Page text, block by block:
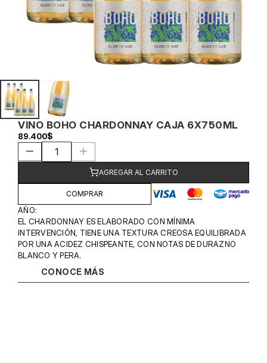
VINO BOHO CHARDONNAY CAJA 6X750ML
89.400$
AGREGAR AL CARRITO
COMPRAR
AÑO:
EL CHARDONNAY ES ELABORADO CON MÍNIMA
INTERVENCIÓN, TIENE UNA TEXTURA CREOSA EQUILIBRADA
POR UNA ACIDEZ CHISPEANTE, CON NOTAS DE DURAZNO
BLANCO Y PERA.
CONOCE MÁS